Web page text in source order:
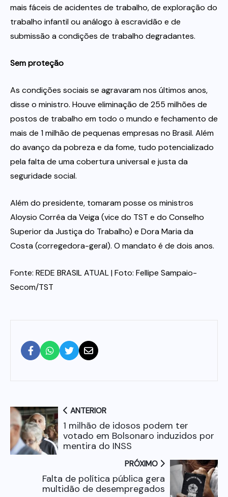
mais fáceis de acidentes de trabalho, de exploração do
trabalho infantil ou análogo à escravidão e de
submissão a condições de trabalho degradantes.
Sem proteção
As condições sociais se agravaram nos últimos anos,
disse o ministro. Houve eliminação de 255 milhões de
postos de trabalho em todo o mundo e fechamento de
mais de 1 milhão de pequenas empresas no Brasil. Além
do avanço da pobreza e da fome, tudo potencializado
pela falta de uma cobertura universal e justa da
seguridade social.
Além do presidente, tomaram posse os ministros
Aloysio Corrêa da Veiga (vice do TST e do Conselho
Superior da Justiça do Trabalho) e Dora Maria da
Costa (corregedora-geral). O mandato é de dois anos.
Fonte: REDE BRASIL ATUAL | Foto: Fellipe Sampaio-
Secom/TST
ANTERIOR
1 milhão de idosos podem ter
votado em Bolsonaro induzidos por
mentira do INSS
PRÓXIMO
Falta de política pública gera
multidão de desempregados